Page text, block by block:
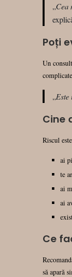
„Cea
Poți
Un
„
Cine
Riscul
ai
te
ai
ai
Ce
să apară